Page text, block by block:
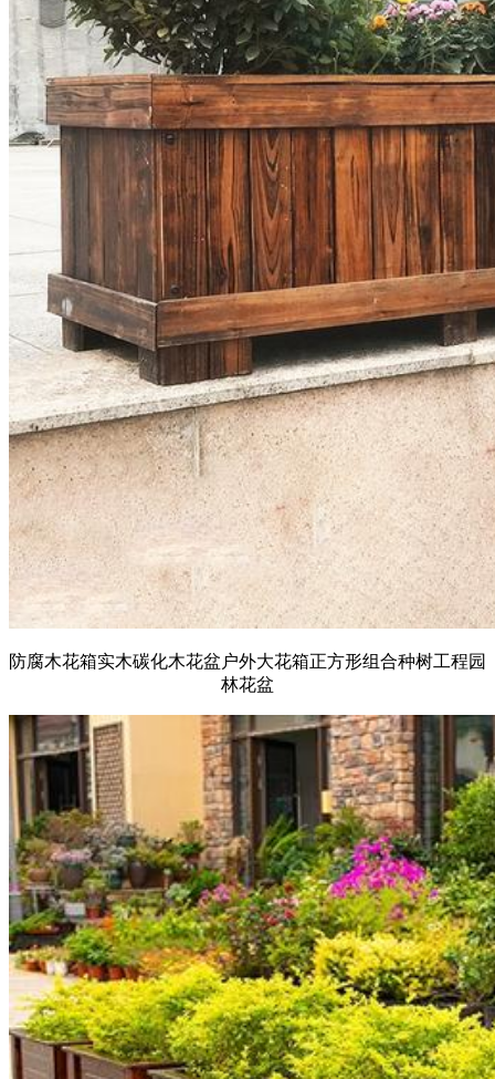
防腐木花箱实木碳化木花盆户外大花箱正方形组合种树工程园
林花盆